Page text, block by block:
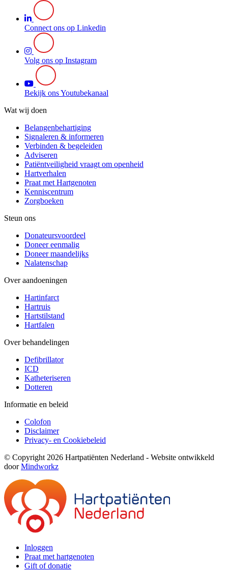
Connect ons op Linkedin
Volg ons op Instagram
Bekijk ons Youtubekanaal
Wat wij doen
Belangenbehartiging
Signaleren & informeren
Verbinden & begeleiden
Adviseren
Patiëntveiligheid vraagt om openheid
Hartverhalen
Praat met Hartgenoten
Kenniscentrum
Zorgboeken
Steun ons
Donateursvoordeel
Doneer eenmalig
Doneer maandelijks
Nalatenschap
Over aandoeningen
Hartinfarct
Hartruis
Hartstilstand
Hartfalen
Over behandelingen
Defibrillator
ICD
Katheteriseren
Dotteren
Informatie en beleid
Colofon
Disclaimer
Privacy- en Cookiebeleid
© Copyright 2026 Hartpatiënten Nederland - Website ontwikkeld
doorMindworkz
Inloggen
Praat met hartgenoten
Gift of donatie